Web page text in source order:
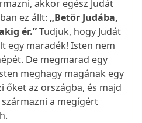
akkor egész Judát
ez állt: „Betör Judába,
ér.”Tudjuk, hogy Judát
egy maradék! Isten nem
De megmarad egy
meghagy magának egy
őket az országba, és majd
a megígért